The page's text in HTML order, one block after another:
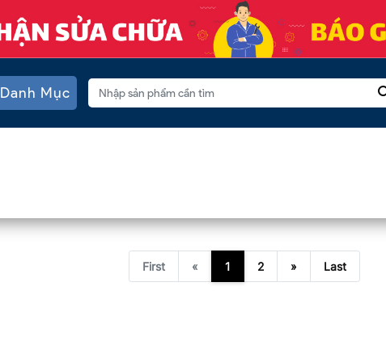
Danh Mục
First « 1 2 » Last